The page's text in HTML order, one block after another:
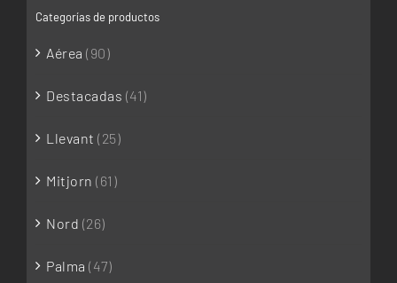
Categorías de productos
Aérea (90)
Destacadas (41)
Llevant (25)
Mitjorn (61)
Nord (26)
Palma (47)